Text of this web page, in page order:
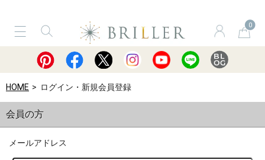
0
サービス ショッピングガイド 買取
HOME ログイン・新規会員登録
会員の方
メールアドレス